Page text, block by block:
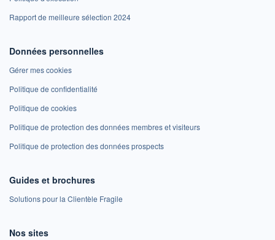
Rapport de meilleure sélection 2024
Données personnelles
Gérer mes cookies
Politique de confidentialité
Politique de cookies
Politique de protection des données membres et visiteurs
Politique de protection des données prospects
Guides et brochures
Solutions pour la Clientèle Fragile
Nos sites